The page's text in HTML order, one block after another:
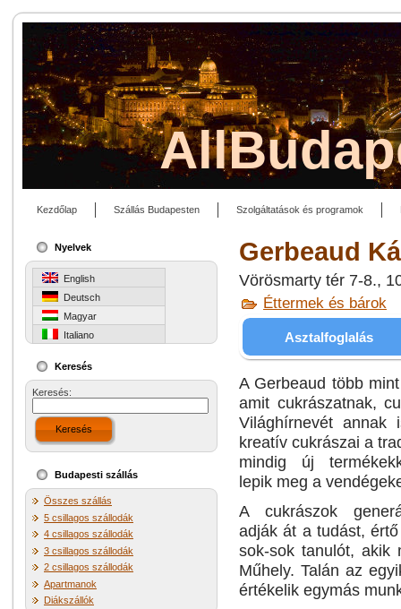
Kezdőlap Szállás Budapesten Szolgáltatások és programok
Nyelvek
English
Deutsch
Magyar
Italiano
Keresés
Keresés:
Keresés
Budapesti szállás
Összes szállás
5 csillagos szállodák
4 csillagos szállodák
3 csillagos szállodák
2 csillagos szállodák
Apartmanok
Diákszállók
Gerbeaud
Vörösmarty tér 7-8.,
Éttermek és bárok
Asztalfoglalás
A Gerbeaud több
amit cukrászatnak,
Világhírnevét annak
kreatív cukrászai a
mindig új
lepik meg a
A cukrászok
adják át a tudást,
sok-sok tanulót, akik
Műhely. Talán az
értékelik egymás